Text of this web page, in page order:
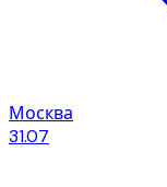
Москва
31.07